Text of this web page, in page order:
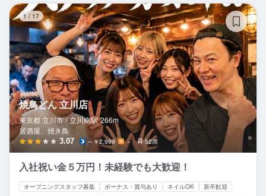
1/ 17
焼鳥どん 立川店
東京都 立川市 / 立川南駅 266m
居酒屋、焼き鳥
3.07 ～￥2,999 － 52席
入社祝い金５万円！未経験でも大歓迎！
オープニングスタッフ募集 ボーナス・賞与あり ネイルOK 新卒歓迎